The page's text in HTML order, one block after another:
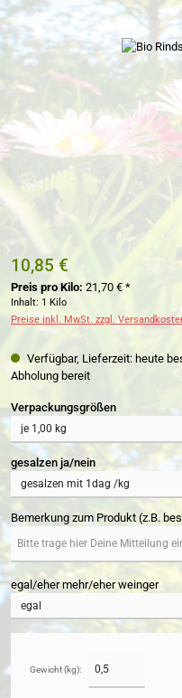
Bildergalerie überspringen
10,85 €
Preis pro Kilo: 21,70 € *
Inhalt: 1 Kilo
Preise inkl. MwSt. zzgl.
Verfügbar, Lieferzeit: heute
Abholung bereit
Verpackungsgrößenauswählen
gesalzen ja/neinauswählen
Bemerkung zum Produkt (z.B.
egal/eher mehr/eher weinger
Gewicht (kg):